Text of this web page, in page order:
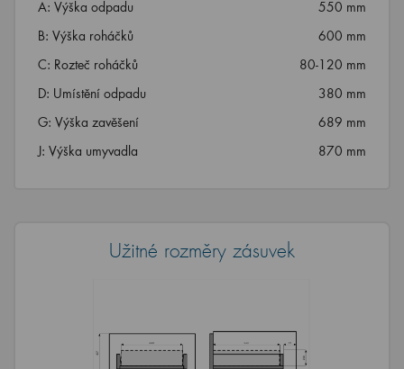
A: Výška odpadu
550 mm
B: Výška roháčků
600 mm
C: Rozteč roháčků
80-120 mm
D: Umístění odpadu
380 mm
G: Výška zavěšení
689 mm
J: Výška umyvadla
870 mm
Užitné rozměry zásuvek